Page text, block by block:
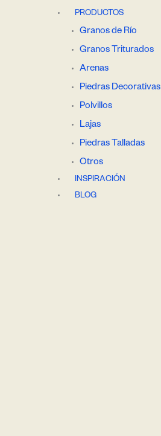
PRODUCTOS
Granos de Río
Granos Triturados
Arenas
Piedras Decorativas
Polvillos
Lajas
Piedras Talladas
Otros
INSPIRACIÓN
BLOG